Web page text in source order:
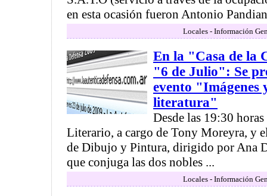
en esta ocasión fueron Antonio
Locales - Información
En la "Casa de la
"6 de Julio": Se
evento "Imágenes
literatura"
Desde las 19:30
Literario, a cargo de Tony Moreyra, y
de Dibujo y Pintura, dirigido por Ana
que conjuga las dos nobles ...
Locales - Información